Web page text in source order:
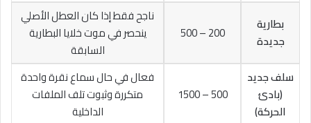
بطارية
جديدة
200 – 500
ناجح فقط إذا كان العطل الأصلي
ينحصر في موت خلايا البطارية
السابقة
سلف جديد
(بادئ
الحركة)
500 – 1500
فعال في حال سماع نقرة واحدة
متكررة وثبوت تلف الملفات
الداخلية